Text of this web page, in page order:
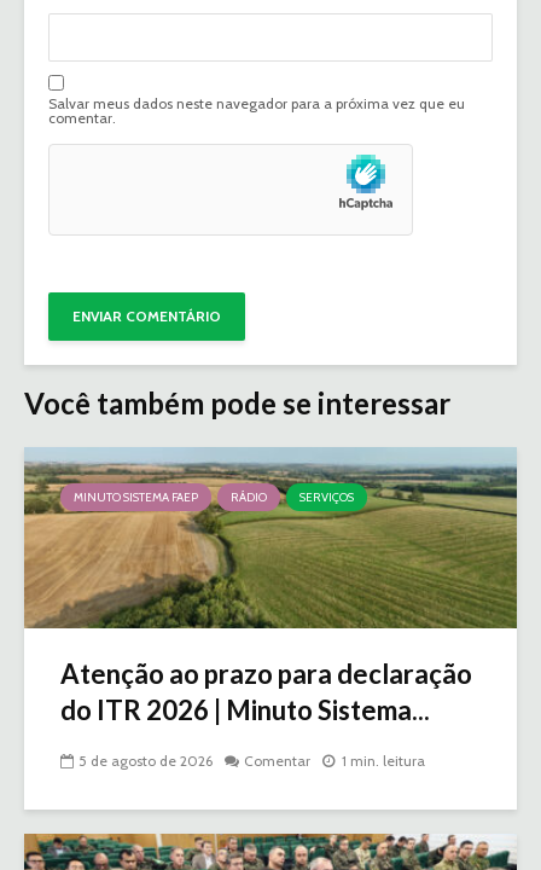
Salvar meus dados neste navegador para a próxima vez que eu
comentar.
Você também pode se interessar
MINUTO SISTEMA FAEP RÁDIO SERVIÇOS
Atenção ao prazo para declaração
do ITR 2026 | Minuto Sistema...
5 de agosto de 2026 Comentar 1 min. leitura